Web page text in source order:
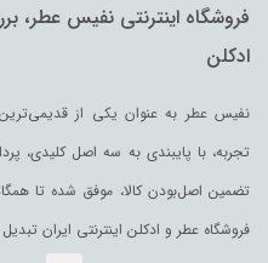
فروشگاه اینترنتی نفیس
ادکلن
تضمین اصل‌بودن کالا، موفق شده تا
فروشگاه عطر و ادکلن اینترنتی ایران